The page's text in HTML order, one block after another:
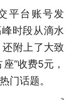
平台账号发
时段从滴水
附上了大致
”收费5元，
门话题。